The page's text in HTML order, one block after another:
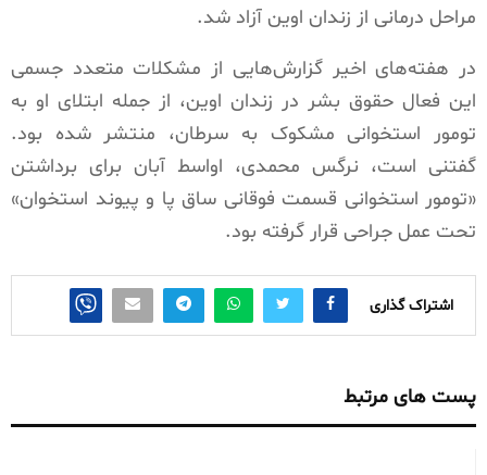
مراحل درمانی از زندان اوین آزاد شد.
در هفته‌های اخیر گزارش‌هایی از مشکلات متعدد جسمی
این فعال حقوق بشر در زندان اوین، از جمله ابتلای او به
تومور استخوانی مشکوک به سرطان، منتشر شده بود.
گفتنی است، نرگس محمدی، اواسط آبان برای برداشتن
«تومور استخوانی قسمت فوقانی ساق پا و پیوند استخوان»
تحت عمل جراحی قرار گرفته بود.
اشتراک گذاری
پست های مرتبط